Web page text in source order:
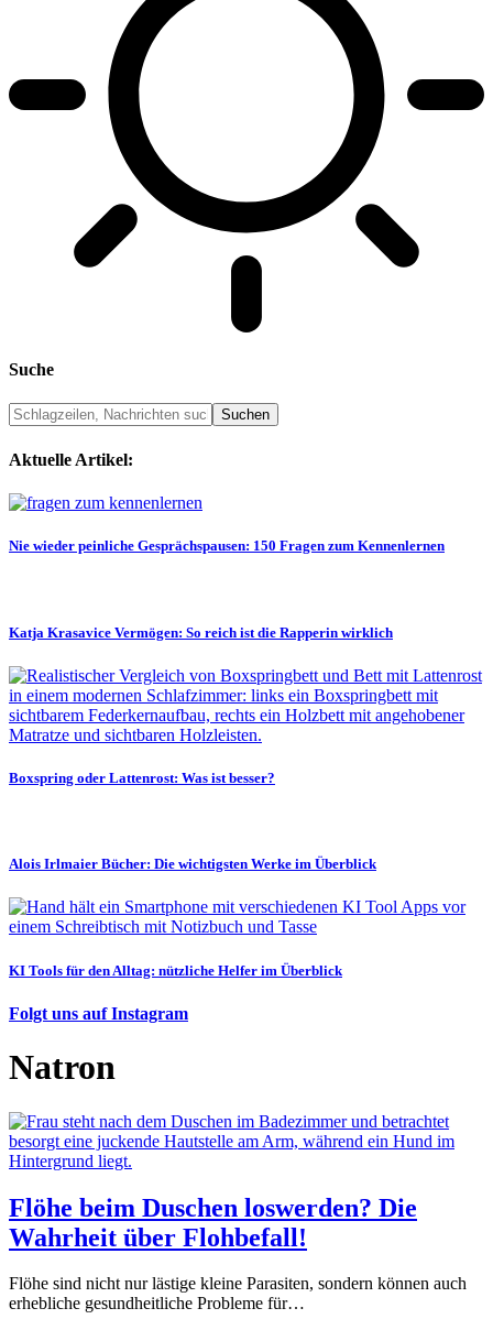
Suche
Aktuelle Artikel:
Nie wieder peinliche Gesprächspausen: 150 Fragen zum Kennenlernen
Katja Krasavice Vermögen: So reich ist die Rapperin wirklich
Boxspring oder Lattenrost: Was ist besser?
Alois Irlmaier Bücher: Die wichtigsten Werke im Überblick
KI Tools für den Alltag: nützliche Helfer im Überblick
Folgt uns auf Instagram
Natron
Flöhe beim Duschen loswerden? Die
Wahrheit über Flohbefall!
Flöhe sind nicht nur lästige kleine Parasiten, sondern können auch
erhebliche gesundheitliche Probleme für…